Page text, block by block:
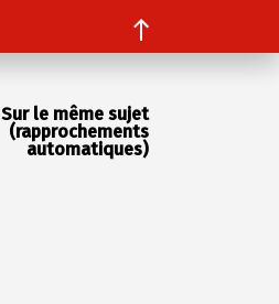
Sur le même sujet
(rapprochements
automatiques)